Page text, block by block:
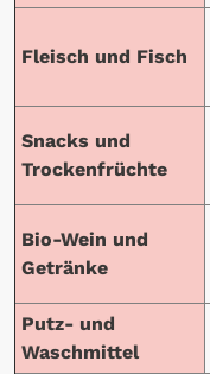
Fleisch und Fisch
Snacks und
Trockenfrüchte
Bio-Wein und
Getränke
Putz- und
Waschmittel